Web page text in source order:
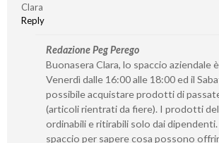
Clara
Reply
Redazione Peg Perego
Buonasera Clara, lo spaccio aziendale
Venerdì dalle 16:00 alle 18:00 ed il
possibile acquistare prodotti di
(articoli rientrati da fiere). I prodotti
ordinabili e ritirabili solo dai dipendenti.
spaccio per sapere cosa possono